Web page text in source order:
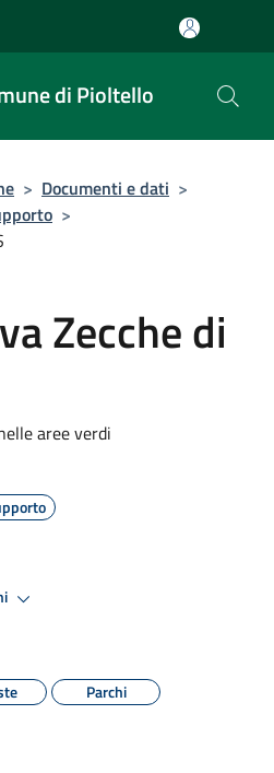
di Pioltello
> Documenti e dati >
>
Zecche di
aree verdi
Parchi